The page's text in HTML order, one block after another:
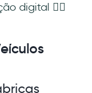
digital 👇🏻